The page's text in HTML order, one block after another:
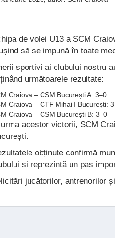
de volei U13 a SCM
să se impună în toate
sportivi ai clubului nostru
următoarele rezultate:
Craiova – CSM București A: 3–0
Craiova – CTF Mihai I București:
Craiova – CSM București B: 3–0
acestor victorii, SCM
obținute confirmă
și reprezintă un pas
jucătorilor, antrenorilor